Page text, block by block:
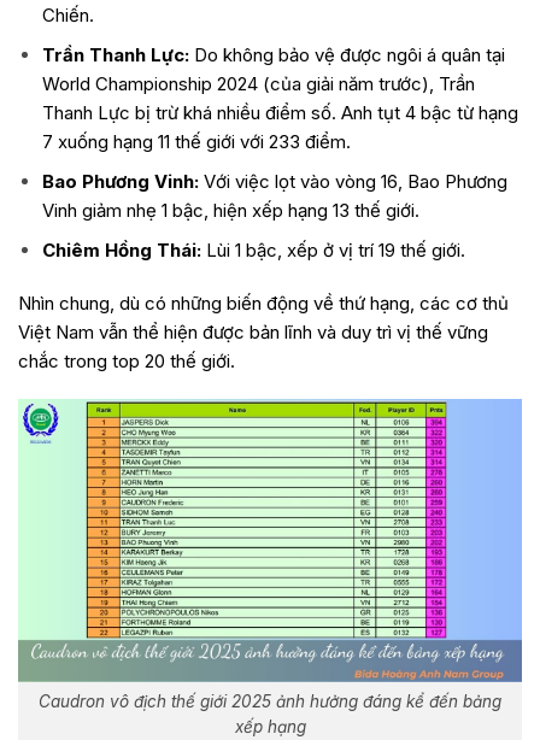
Chiến.
Trần Thanh Lực:Do không bảo vệ được ngôi á quân tại
World Championship 2024 (của giải năm trước), Trần
Thanh Lực bị trừ khá nhiều điểm số. Anh tụt 4 bậc từ hạng
7 xuống hạng 11 thế giới với 233 điểm.
Bao Phương Vinh:Với việc lọt vào vòng 16, Bao Phương
Vinh giảm nhẹ 1 bậc, hiện xếp hạng 13 thế giới.
Chiêm Hồng Thái:Lùi 1 bậc, xếp ở vị trí 19 thế giới.
Nhìn chung, dù có những biến động về thứ hạng, các cơ thủ
Việt Nam vẫn thể hiện được bản lĩnh và duy trì vị thế vững
chắc trong top 20 thế giới.
Caudron vô địch thế giới 2025 ảnh hưởng đáng kể đến bảng
xếp hạng